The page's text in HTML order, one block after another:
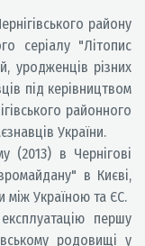
району
серіалу "Літопис
уродженців різних
під керівництвом
районного
України.
(2013) в Чернігові
в Києві,
між Україною та ЄС.
першу
родовищі у